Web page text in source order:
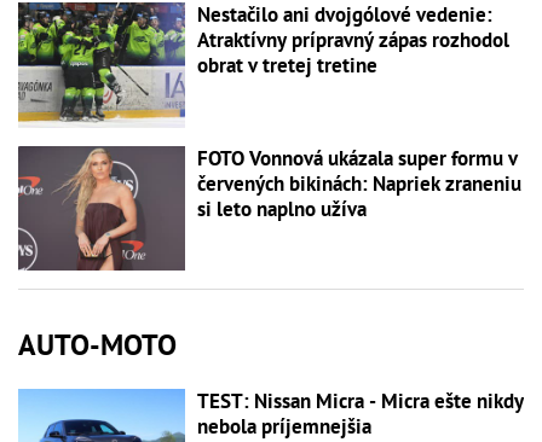
Nestačilo ani dvojgólové vedenie:
Atraktívny prípravný zápas rozhodol
obrat v tretej tretine
FOTO Vonnová ukázala super formu v
červených bikinách: Napriek zraneniu
si leto naplno užíva
AUTO-MOTO
TEST: Nissan Micra - Micra ešte nikdy
nebola príjemnejšia